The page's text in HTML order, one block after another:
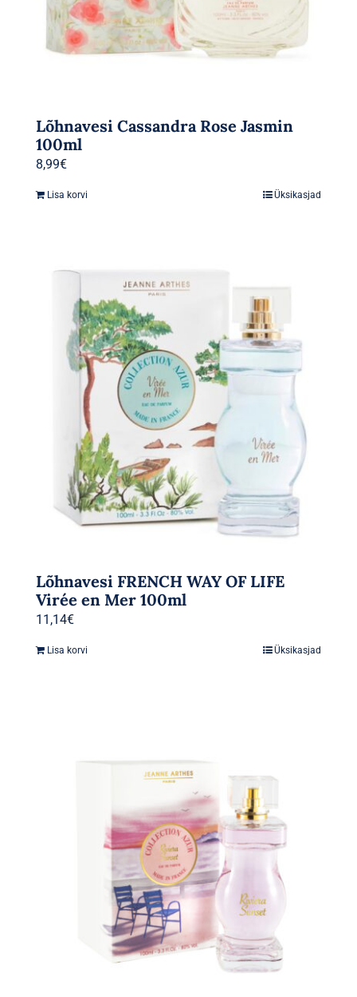
Lõhnavesi Cassandra Rose Jasmin
100ml
8,99€
Lisa korvi Üksikasjad
Lõhnavesi FRENCH WAY OF LIFE
Virée en Mer 100ml
11,14€
Lisa korvi Üksikasjad